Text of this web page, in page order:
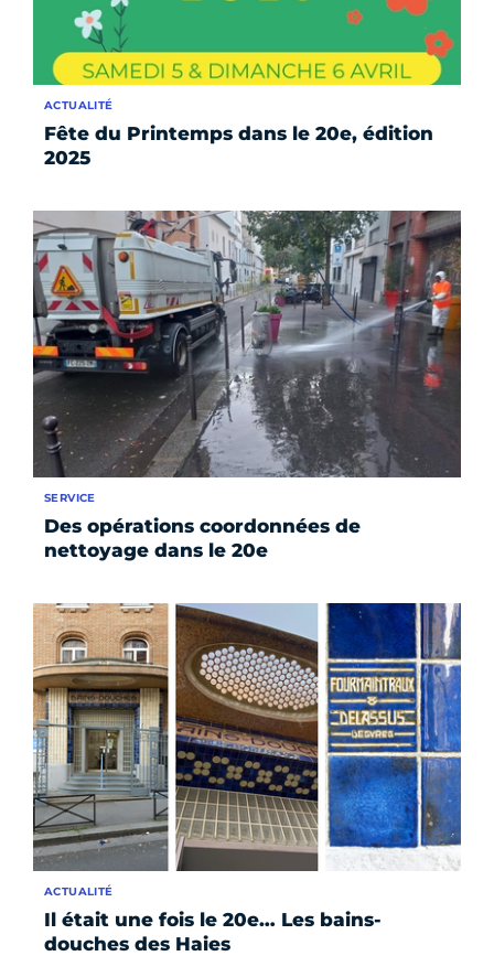
Fête du Printemps dans le 20e, édition
2025
ACTUALITÉ
Des opérations coordonnées de
nettoyage dans le 20e
SERVICE
Il était une fois le 20e… Les bains-
douches des Haies
ACTUALITÉ